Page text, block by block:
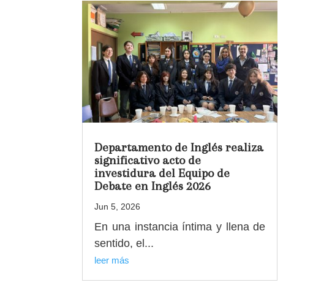
Departamento de Inglés realiza
significativo acto de
investidura del Equipo de
Debate en Inglés 2026
Jun 5, 2026
En una instancia íntima y llena de
sentido, el...
leer más